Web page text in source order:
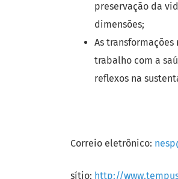
preservação da
dimensões;
As transformações
trabalho com a
reflexos na
Correio eletrônico:
sítio: http://